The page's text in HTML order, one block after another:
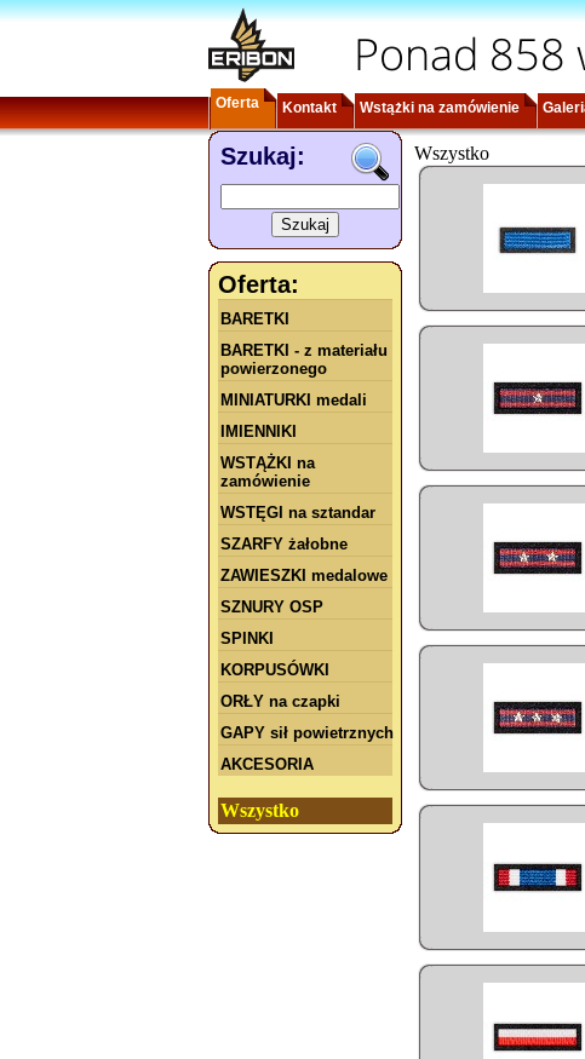
Ponad 858
Oferta Kontakt Wstążki na zamówienie
Szukaj:
Oferta:
BARETKI
BARETKI - z materiału
powierzonego
MINIATURKI medali
IMIENNIKI
WSTĄŻKI na
zamówienie
WSTĘGI na sztandar
SZARFY żałobne
ZAWIESZKI medalowe
SZNURY OSP
SPINKI
KORPUSÓWKI
ORŁY na czapki
GAPY sił powietrznych
AKCESORIA
Wszystko
Wszystko